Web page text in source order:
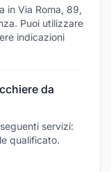
in Via Roma, 89,
Puoi utilizzare
indicazioni
da
servizi:
qualificato.